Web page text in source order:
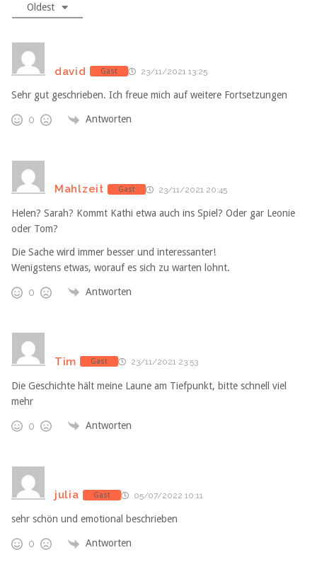
Oldest
david Gast 23/11/2021 13:25
Sehr gut geschrieben. Ich freue mich auf weitere Fortsetzungen
0 Antworten
Mahlzeit Gast 23/11/2021 20:45
Helen? Sarah? Kommt Kathi etwa auch ins Spiel? Oder gar Leonie
oder Tom?
Die Sache wird immer besser und interessanter!
Wenigstens etwas, worauf es sich zu warten lohnt.
0 Antworten
Tim Gast 23/11/2021 23:53
Die Geschichte hält meine Laune am Tiefpunkt, bitte schnell viel
mehr
0 Antworten
julia Gast 05/07/2022 10:11
sehr schön und emotional beschrieben
0 Antworten